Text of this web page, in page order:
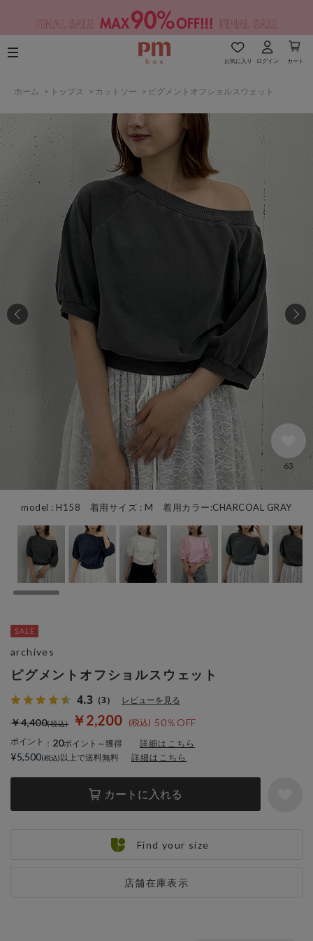
お気に入り ログイン カート
ホーム > トップス > カットソー > ピグメントオフショルスウェット
model : H158 着用サイズ : M 着用カラー:CHARCOAL GRAY
63
ピグメントオフショルスウェット
4.3 （3） レビューを見る
￥2,200 50％OFF
￥4,400
ポイント ： 20ポイント～獲得 詳細はこちら
カートに入れる
店舗在庫表示
archives
¥5,500 以上で送料無料 詳細はこちら
Find your size